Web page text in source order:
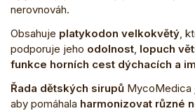
nerovnováh.
Obsahuje platykodon velkokvětý,
podporuje jeho odolnost, lopuch
funkce horních cest dýchacích a
Řada dětských sirupů MycoMedica
aby pomáhala harmonizovat různé